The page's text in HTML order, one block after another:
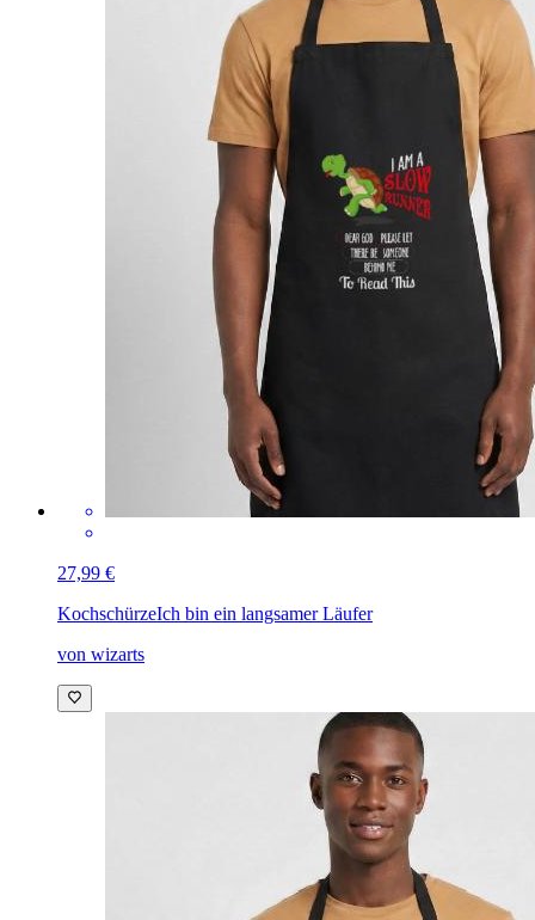
27,99 €
KochschürzeIch bin ein langsamer Läufer
von wizarts